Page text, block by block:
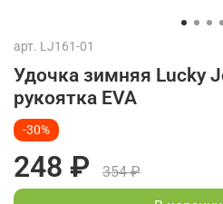
арт. LJ161-01
Удочка зимняя Lucky
рукоятка EVA
-30%
248 ₽
354 ₽